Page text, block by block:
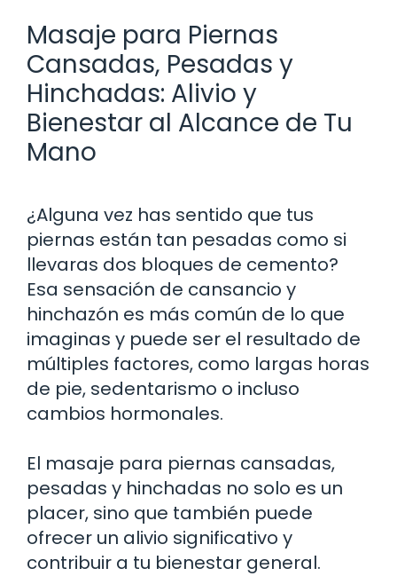
Masaje para Piernas
Cansadas, Pesadas y
Hinchadas: Alivio y
Bienestar al Alcance de Tu
Mano
¿Alguna vez has sentido que tus
piernas están tan pesadas como si
llevaras dos bloques de cemento?
Esa sensación de cansancio y
hinchazón es más común de lo que
imaginas y puede ser el resultado de
múltiples factores, como largas horas
de pie, sedentarismo o incluso
cambios hormonales.
El masaje para piernas cansadas,
pesadas y hinchadas no solo es un
placer, sino que también puede
ofrecer un alivio significativo y
contribuir a tu bienestar general.